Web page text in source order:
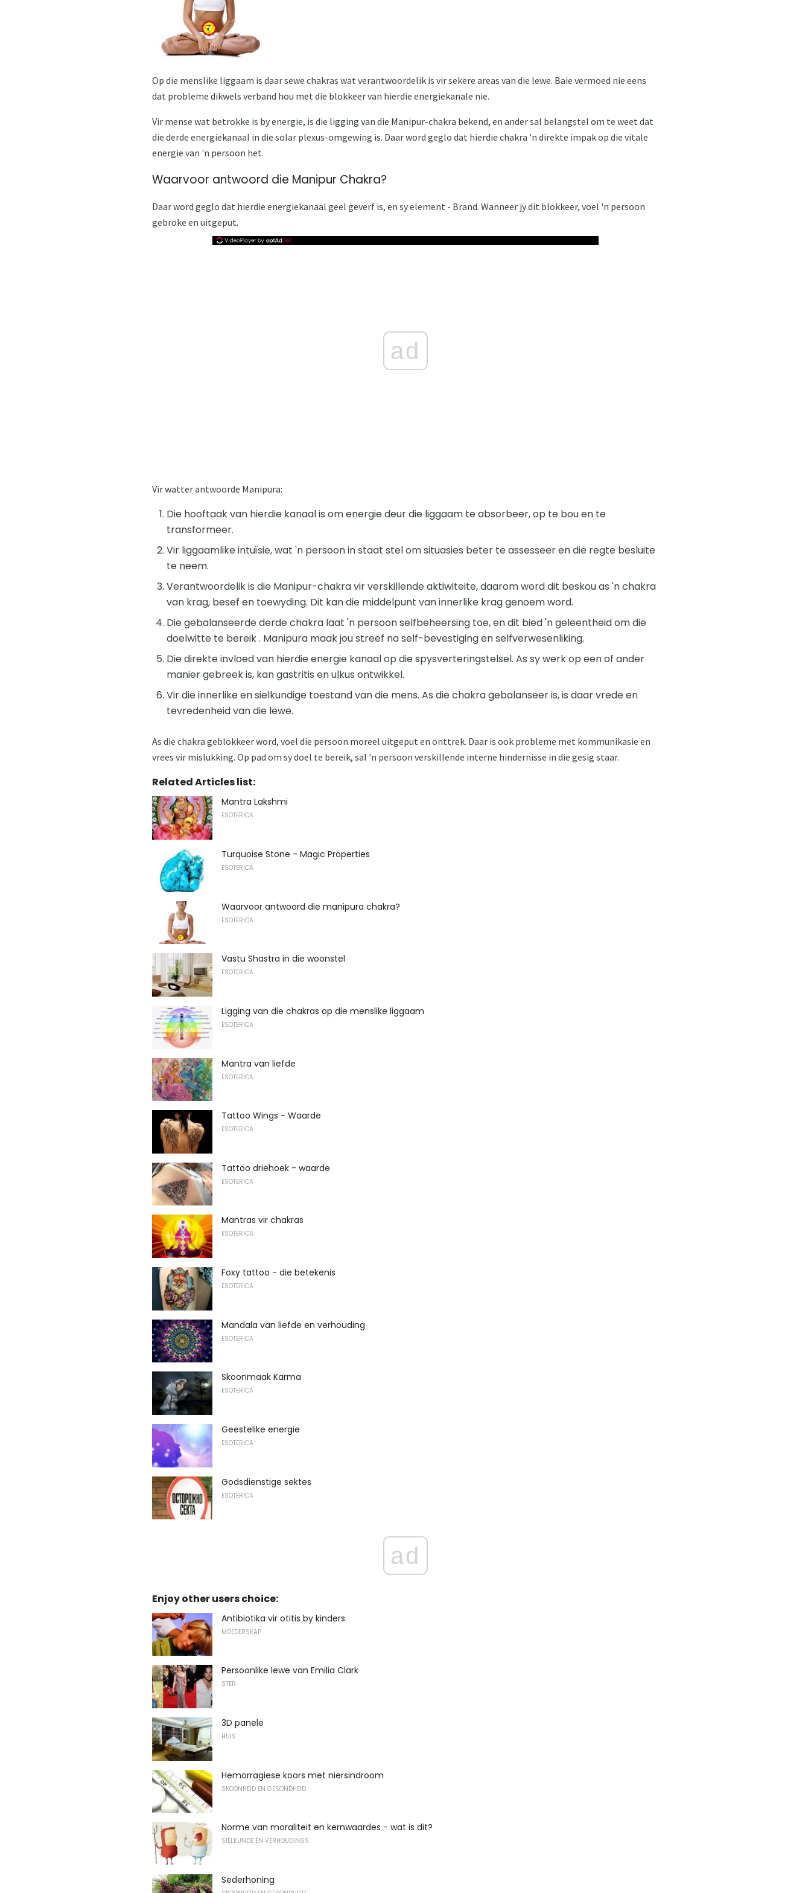
Op die menslike liggaam is daar sewe chakras wat verantwoordelik is vir sekere areas van die lewe. Baie vermoed nie eens
dat probleme dikwels verband hou met die blokkeer van hierdie energiekanale nie.
Vir mense wat betrokke is by energie, is die ligging van die Manipur-chakra bekend, en ander sal belangstel om te weet dat
die derde energiekanaal in die solar plexus-omgewing is. Daar word geglo dat hierdie chakra 'n direkte impak op die vitale
energie van 'n persoon het.
Waarvoor antwoord die Manipur Chakra?
Daar word geglo dat hierdie energiekanaal geel geverf is, en sy element - Brand. Wanneer jy dit blokkeer, voel 'n persoon
gebroke en uitgeput.
ad
Vir watter antwoorde Manipura:
Die hooftaak van hierdie kanaal is om energie deur die liggaam te absorbeer, op te bou en te
transformeer.
Vir liggaamlike intuïsie, wat 'n persoon in staat stel om situasies beter te assesseer en die regte besluite
te neem.
Verantwoordelik is die Manipur-chakra vir verskillende aktiwiteite, daarom word dit beskou as 'n chakra
van krag, besef en toewyding. Dit kan die middelpunt van innerlike krag genoem word.
Die gebalanseerde derde chakra laat 'n persoon selfbeheersing toe, en dit bied 'n geleentheid om die
doelwitte te bereik . Manipura maak jou streef na self-bevestiging en selfverwesenliking.
Die direkte invloed van hierdie energie kanaal op die spysverteringstelsel. As sy werk op een of ander
manier gebreek is, kan gastritis en ulkus ontwikkel.
Vir die innerlike en sielkundige toestand van die mens. As die chakra gebalanseer is, is daar vrede en
tevredenheid van die lewe.
As die chakra geblokkeer word, voel die persoon moreel uitgeput en onttrek. Daar is ook probleme met kommunikasie en
vrees vir mislukking. Op pad om sy doel te bereik, sal 'n persoon verskillende interne hindernisse in die gesig staar.
Related Articles list:
Mantra Lakshmi
ESOTERICA
Turquoise Stone - Magic Properties
ESOTERICA
Waarvoor antwoord die manipura chakra?
ESOTERICA
Vastu Shastra in die woonstel
ESOTERICA
Ligging van die chakras op die menslike liggaam
ESOTERICA
Mantra van liefde
ESOTERICA
Tattoo Wings - Waarde
ESOTERICA
Tattoo driehoek - waarde
ESOTERICA
Mantras vir chakras
ESOTERICA
Foxy tattoo - die betekenis
ESOTERICA
Mandala van liefde en verhouding
ESOTERICA
Skoonmaak Karma
ESOTERICA
Geestelike energie
ESOTERICA
Godsdienstige sektes
ESOTERICA
ad
Enjoy other users choice:
Antibiotika vir otitis by kinders
MOEDERSKAP
Persoonlike lewe van Emilia Clark
STER
3D panele
HUIS
Hemorragiese koors met niersindroom
SKOONHEID EN GESONDHEID
Norme van moraliteit en kernwaardes - wat is dit?
SIELKUNDE EN VERHOUDINGS
Sederhoning